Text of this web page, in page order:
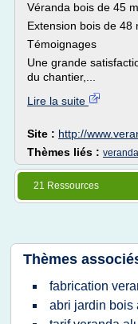
Véranda bois de 45
Extension bois de 48
Témoignages
Une grande
du chantier,...
Lire la suite
Site : http://
Thèmes liés :
21 Ressources
Thèmes
fabrication
abri jardin bois